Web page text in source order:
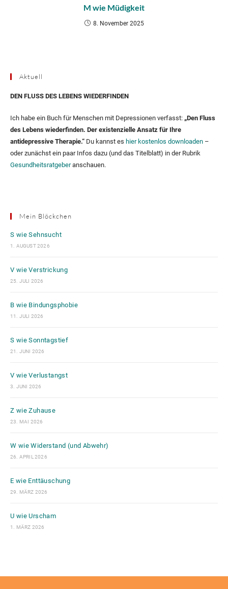
M wie Müdigkeit
8. November 2025
Aktuell
DEN FLUSS DES LEBENS WIEDERFINDEN
Ich habe ein Buch für Menschen mit Depressionen verfasst: „Den Fluss
des Lebens wiederfinden. Der existenzielle Ansatz für Ihre
antidepressive Therapie.“ Du kannst es hier kostenlos downloaden –
oder zunächst ein paar Infos dazu (und das Titelblatt) in der Rubrik
Gesundheitsratgeberanschauen.
Mein Blöckchen
S wie Sehnsucht
1. AUGUST 2026
V wie Verstrickung
25. JULI 2026
B wie Bindungsphobie
11. JULI 2026
S wie Sonntagstief
21. JUNI 2026
V wie Verlustangst
3. JUNI 2026
Z wie Zuhause
23. MAI 2026
W wie Widerstand (und Abwehr)
26. APRIL 2026
E wie Enttäuschung
29. MÄRZ 2026
U wie Urscham
1. MÄRZ 2026